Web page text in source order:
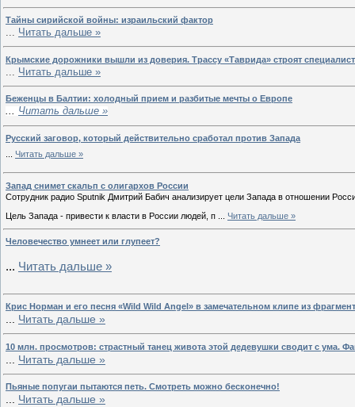
Тайны сирийской войны: израильский фактор
... Читать дальше »
Крымские дорожники вышли из доверия. Трассу «Таврида» строят
Читать дальше »
Беженцы в Балтии: холодный прием и разбитые мечты о Европе
... Читать дальше »
Русский заговор, который действительно сработал против Запада
... Читать дальше »
Запад снимет скальп с олигархов России
Сотрудник радио Sputnik Дмитрий Бабич анализирует цели Запада в отношении
Цель Запада - привести к власти в России людей, п
Читать дальше »
Человечество умнеет или глупеет?
... Читать дальше »
Крис Норман и его песня «Wild Wild Angel» в замечательном клипе из
Читать дальше »
10 млн. просмотров: страстный танец живота этой дедевушки сводит с ума.
Читать дальше »
Пьяные попугаи пытаются петь. Cмотреть можно бесконечно!
... Читать дальше »